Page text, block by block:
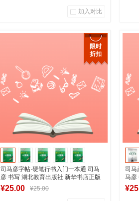
加入对比
加入购物车
限时
折扣
司马彦字帖·硬笔行书入门一本通 司马
彦 书写 湖北教育出版社 新华书店正版
图书
¥25.00 ¥25.00
司马
马彦
版图